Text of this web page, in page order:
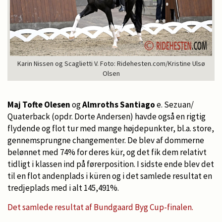
Karin Nissen og Scaglietti V. Foto: Ridehesten.com/Kristine Ulsø
Olsen
Maj Tofte OlesenogAlmroths Santiagoe. Sezuan/
Quaterback (opdr. Dorte Andersen) havde også en rigtig
flydende og flot tur med mange højdepunkter, bl.a. store,
gennemsprungne changementer. De blev af dommerne
belønnet med 74% for deres kür, og det fik dem relativt
tidligt i klassen ind på førerposition. I sidste ende blev det
til en flot andenplads i küren og i det samlede resultat en
tredjeplads med i alt 145,491%.
Det samlede resultat af Bundgaard Byg Cup-finalen.